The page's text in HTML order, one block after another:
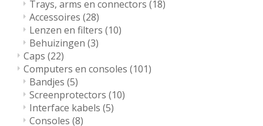
Trays, arms en connectors (18)
Accessoires (28)
Lenzen en filters (10)
Behuizingen (3)
Caps (22)
Computers en consoles (101)
Bandjes (5)
Screenprotectors (10)
Interface kabels (5)
Consoles (8)